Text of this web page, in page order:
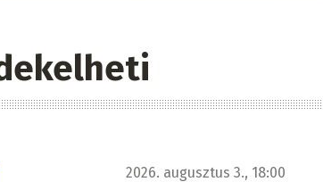
2026. augusztus 3., 18:00